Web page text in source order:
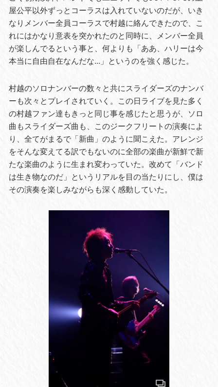
屋公平以外ずっとコーラスは入れていないのだが、いき
なりメンバー全員コーラスで村越に絡んできたので、こ
れにはかなり意表を突かれたのと同時に、メンバー全員
が楽しんでるという事と、何よりも「ああ、ハリーは今
本当に自由自在なんだな...」というのを強く感じた。
村越のソロナンバーの数々と共にスライダーズのナンバ
ーも次々とプレイされていく。この日ライブを見た多く
の村越ファン達もきっと同じ事を感じたと思うが、ソロ
曲もスライダーズ曲も、このジークフリートの演奏によ
り、全てがまるで「新曲」のように聞こえた。アレンジ
をそんな変えてる訳でもないのに全部の楽曲が新鮮で新
たな楽曲のように生まれ変わっていた。改めて「バンド
は生き物なのだ」というリアルを目の当たりにし、僕は
その演奏を楽しみながらも深く感動していた。